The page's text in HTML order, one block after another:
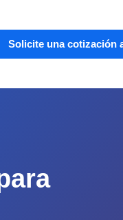
Solicite una cotización